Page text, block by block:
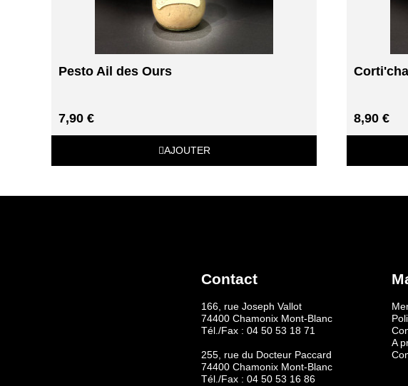
Pesto Ail des Ours
7,90 €
AJOUTER
8,90 €
Contact
166, rue Joseph Vallot
74400 Chamonix Mont-Blanc
Tél./Fax : 04 50 53 18 71
255, rue du Docteur Paccard
74400 Chamonix Mont-Blanc
Tél./Fax : 04 50 53 16 86
A